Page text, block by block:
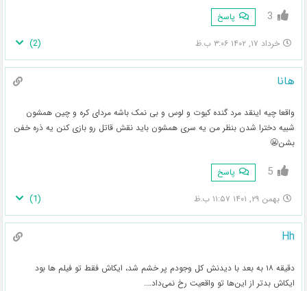
3 پاسخ
خرداد ۱۷, ۱۴۰۲ ۳:۰۶ ب.ظ (
2
)
هانا
واقعا چیه اینقد مرد گنده کیوت و لوس و بی نمک باشه مردای کره و چین همشون
شبیه دخترا شدن بنظر من یه سری همشون باید نقش قاتل رو بازی کنن یه ذره خفن
بشن😬
5 پاسخ
بهمن ۲۹, ۱۴۰۱ ۱۱:۵۷ ب.ظ (
1
)
Hh
دقیقه ۱۸ به بعد با دیدنش کل وجودم پر خشم شد، ایکاش فقط تو فیلم ها بود
ایکاش بدتر از این‌ها تو واقعیت رخ نمی‌داد….